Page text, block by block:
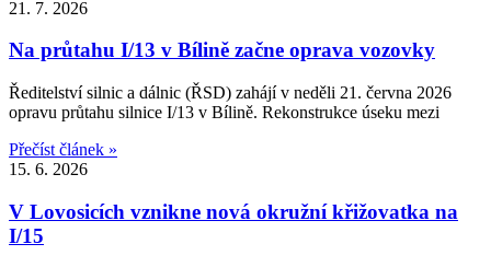
21. 7. 2026
Na průtahu I/13 v Bílině začne oprava vozovky
Ředitelství silnic a dálnic (ŘSD) zahájí v neděli 21. června 2026
opravu průtahu silnice I/13 v Bílině. Rekonstrukce úseku mezi
Přečíst článek »
15. 6. 2026
V Lovosicích vznikne nová okružní křižovatka na
I/15